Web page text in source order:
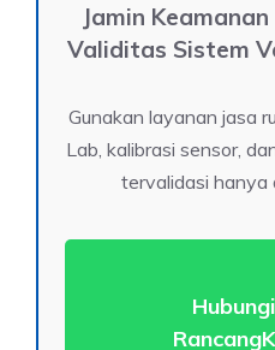
Jamin
Validitas Sistem
Gunakan layanan jasa
Lab, kalibrasi sensor,
tervalidasi hanya